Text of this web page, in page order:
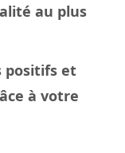
au plus
positifs et
à votre